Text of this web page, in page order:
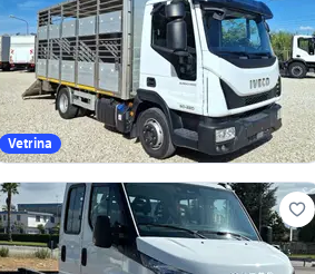
Vetrina